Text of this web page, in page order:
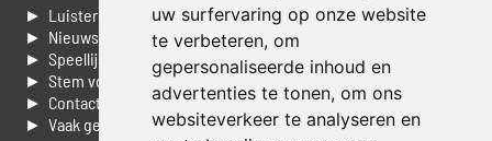
uw surfervaring op onze website
te verbeteren, om
gepersonaliseerde inhoud en
advertenties te tonen, om ons
websiteverkeer te analyseren en
► Luisteren naar Jouwradio
► Nieuws
► Speellijst
► Stem voor de Dag top 3
► Contacteer ons
► Vaak gestelde vragen